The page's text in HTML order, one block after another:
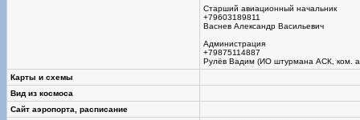
Старший авиационный начальник
+79603189811
Васнев Александр Васильевич
Администрация
+79875114887
Рулёв Вадим (ИО штурмана АСК, ком.
Карты и схемы
Вид из космоса
Сайт аэропорта, расписание